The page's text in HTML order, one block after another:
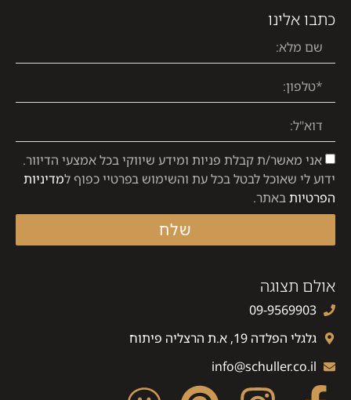
אולם תצוגה
09-9569903
גלגלי הפלדה 19, א.ת הרצליה פיתוח
info@schuller.co.il
כתבו אלינו
אני מאשר/ת קבלת פניות ומידע שיווקי בכל אמצעי הדיוור.
ידוע לי שאוכל לבטל בכל עת והשימוש בפרטיי כפוף למדיניות
הפרטיותבאתר.
שלח